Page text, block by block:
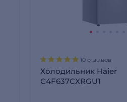
10 отзывов
Холодильник Haier
C4F637CXRGU1